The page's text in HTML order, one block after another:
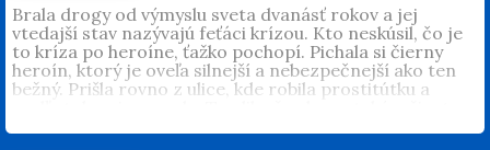
Brala drogy od výmyslu sveta dvanásť rokov a jej
vtedajší stav nazývajú feťáci krízou. Kto neskúsil, čo je
to kríza po heroíne, ťažko pochopí. Pichala si čierny
heroín, ktorý je oveľa silnejší a nebezpečnejší ako ten
bežný. Prišla rovno z ulice, kde robila prostitútku a